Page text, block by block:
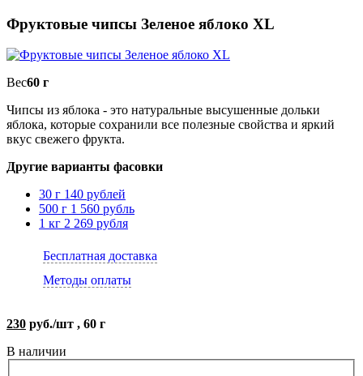
Фруктовые чипсы Зеленое яблоко XL
Вес60 г
Чипсы из яблока - это натуральные высушенные дольки
яблока, которые сохранили все полезные свойства и яркий
вкус свежего фрукта.
Другие варианты фасовки
30 г 140 рублей
500 г 1 560 рубль
1 кг 2 269 рубля
Бесплатная доставка
Методы оплаты
230 руб./шт , 60 г
В наличии